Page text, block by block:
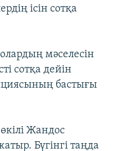
ісін сотқа
олардың мәселесін
сотқа дейін
бастығы
Жандос
Бүгінгі таңда